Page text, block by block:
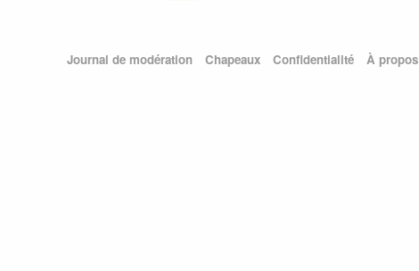
Journal de modération Chapeaux Confidentialité À propos